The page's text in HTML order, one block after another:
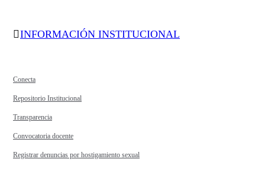
INFORMACIÓN INSTITUCIONAL
Conecta
Repositorio Institucional
Transparencia
Convocatoria docente
Registrar denuncias por hostigamiento sexual